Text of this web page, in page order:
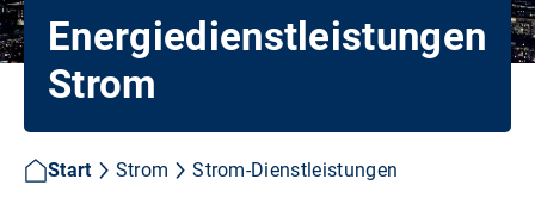
Energiedienstleistungen
Strom
Start Strom Strom-Dienstleistungen